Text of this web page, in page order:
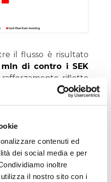
contenuti ed
dei social media e per
inoltre
il nostro sito con i
il flusso è risultato
mln di contro i SEK
rafforzamento riflette
del capitale
per bilanciare
e ottimizzazione
d’investimento